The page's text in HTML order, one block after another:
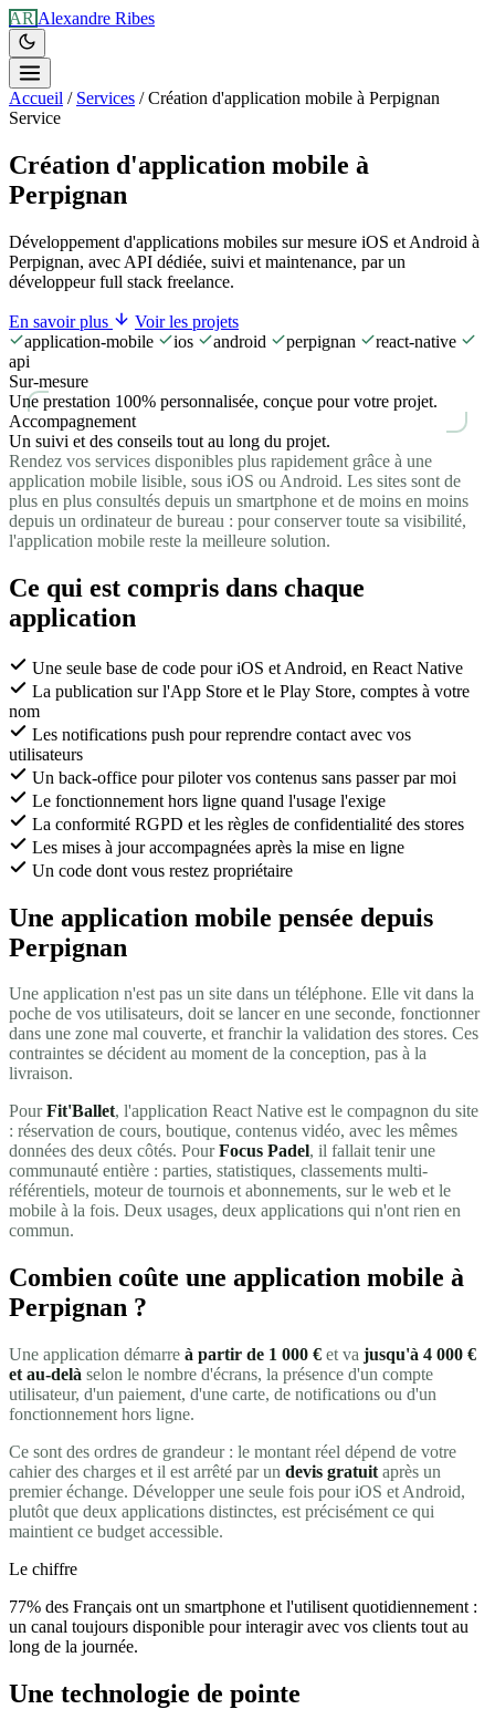
AR Alexandre Ribes
Accueil / Services / Création d'application mobile à Perpignan
Service
Création d'application mobile à
Perpignan
Développement d'applications mobiles sur mesure iOS et Android à
Perpignan, avec API dédiée, suivi et maintenance, par un
développeur full stack freelance.
En savoir plus
Voir les projets
application-mobile
ios android perpignan
react-native
api
Sur-mesure
Une prestation 100% personnalisée, conçue pour votre projet.
Accompagnement
Un suivi et des conseils tout au long du projet.
Rendez vos services disponibles plus rapidement grâce à une
application mobile lisible, sous iOS ou Android. Les sites sont de
plus en plus consultés depuis un smartphone et de moins en moins
depuis un ordinateur de bureau : pour conserver toute sa visibilité,
l'application mobile reste la meilleure solution.
Ce qui est compris dans chaque
application
Une seule base de code pour iOS et Android, en React Native
La publication sur l'App Store et le Play Store, comptes à votre
nom
Les notifications push pour reprendre contact avec vos
utilisateurs
Un back-office pour piloter vos contenus sans passer par moi
Le fonctionnement hors ligne quand l'usage l'exige
La conformité RGPD et les règles de confidentialité des stores
Les mises à jour accompagnées après la mise en ligne
Un code dont vous restez propriétaire
Une application mobile pensée depuis
Perpignan
Une application n'est pas un site dans un téléphone. Elle vit dans la
poche de vos utilisateurs, doit se lancer en une seconde, fonctionner
dans une zone mal couverte, et franchir la validation des stores. Ces
contraintes se décident au moment de la conception, pas à la
livraison.
PourFit'Ballet, l'application React Native est le compagnon du site
: réservation de cours, boutique, contenus vidéo, avec les mêmes
données des deux côtés. PourFocus Padel, il fallait tenir une
communauté entière : parties, statistiques, classements multi-
référentiels, moteur de tournois et abonnements, sur le web et le
mobile à la fois. Deux usages, deux applications qui n'ont rien en
commun.
Combien coûte une application mobile à
Perpignan ?
Une application démarre à partir de 1 000 € et va jusqu'à 4 000 €
et au-delà selon le nombre d'écrans, la présence d'un compte
utilisateur, d'un paiement, d'une carte, de notifications ou d'un
fonctionnement hors ligne.
Ce sont des ordres de grandeur : le montant réel dépend de votre
cahier des charges et il est arrêté par un devis gratuit après un
premier échange. Développer une seule fois pour iOS et Android,
plutôt que deux applications distinctes, est précisément ce qui
maintient ce budget accessible.
Le chiffre
77% des Français ont un smartphone et l'utilisent quotidiennement :
un canal toujours disponible pour interagir avec vos clients tout au
long de la journée.
Une technologie de pointe